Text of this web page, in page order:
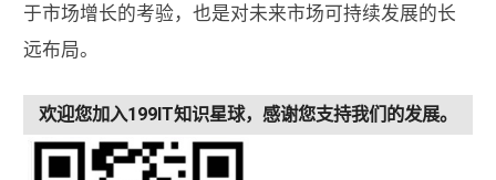
于市场增长的考验，也是对未来市场可持续发展的长
远布局。
欢迎您加入199IT知识星球，感谢您支持我们的发展。